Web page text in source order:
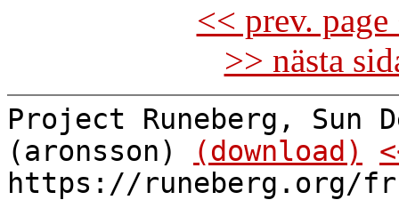
<< prev.
>> nästa
Project Runeberg, Sun
(aronsson)
(download)
https://runeberg.org/